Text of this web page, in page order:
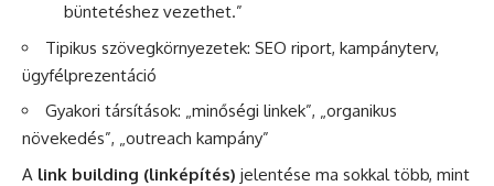
büntetéshez vezethet.”
Tipikus szövegkörnyezetek: SEO riport, kampányterv,
ügyfélprezentáció
Gyakori társítások: „minőségi linkek”, „organikus
növekedés”, „outreach kampány”
A link building (linképítés) jelentése ma sokkal több, mint